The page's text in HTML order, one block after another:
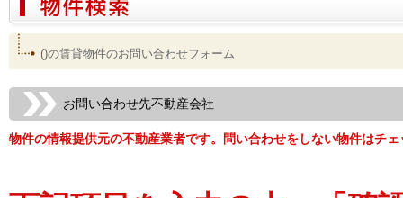
()の賃貸物件のお問い合わせフォーム
お問い合わせ先不動産会社
物件の情報提供元の不動産業者です。問い合わせをしない物件はチ